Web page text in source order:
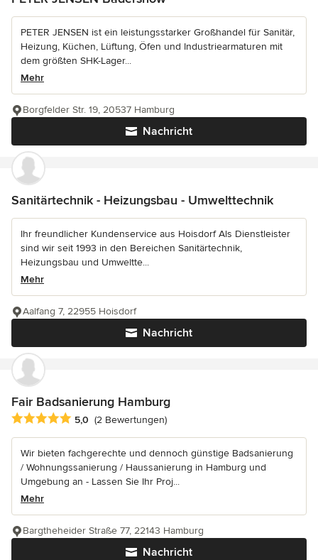
PETER JENSEN ist ein leistungsstarker Großhandel für Sanitär,
Heizung, Küchen, Lüftung, Öfen und Industriearmaturen mit
dem größten SHK-Lager...
Mehr
Nachricht
Borgfelder Str. 19, 20537 Hamburg
Sanitärtechnik - Heizungsbau - Umwelttechnik
Ihr freundlicher Kundenservice aus Hoisdorf Als Dienstleister
sind wir seit 1993 in den Bereichen Sanitärtechnik,
Heizungsbau und Umweltte...
Mehr
Nachricht
Aalfang 7, 22955 Hoisdorf
Fair Badsanierung Hamburg
Durchschnittliche Bewertung: 5 von 5 Sternen
5,0 (2 Bewertungen)
Wir bieten fachgerechte und dennoch günstige Badsanierung
/ Wohnungssanierung / Haussanierung in Hamburg und
Umgebung an - Lassen Sie Ihr Proj...
Mehr
Nachricht
Bargtheheider Straße 77, 22143 Hamburg